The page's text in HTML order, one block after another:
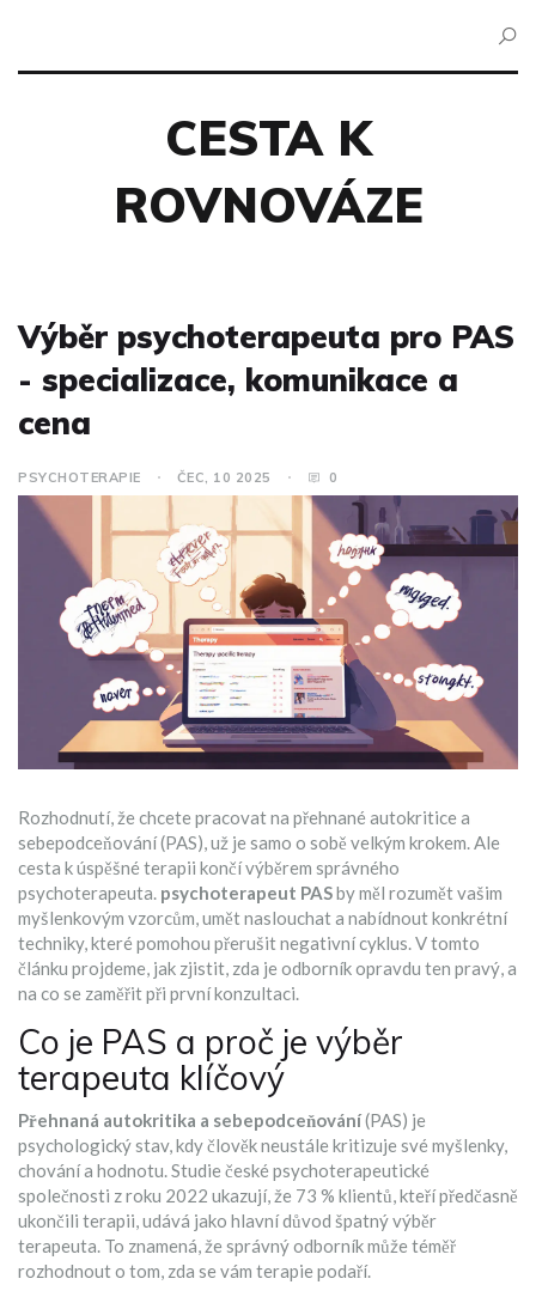
CESTA K
ROVNOVÁZE
Výběr psychoterapeuta pro PAS
- specializace, komunikace a
cena
PSYCHOTERAPIE ČEC, 10 2025 0
Rozhodnutí, že chcete pracovat na přehnané autokritice a
sebepodceňování (PAS), už je samo o sobě velkým krokem. Ale
cesta k úspěšné terapii končí výběrem správného
psychoterapeuta. psychoterapeut PASby měl rozumět vašim
myšlenkovým vzorcům, umět naslouchat a nabídnout konkrétní
techniky, které pomohou přerušit negativní cyklus. V tomto
článku projdeme, jak zjistit, zda je odborník opravdu ten pravý, a
na co se zaměřit při první konzultaci.
Co je PAS a proč je výběr
terapeuta klíčový
Přehnaná autokritika a sebepodceňování(PAS) je
psychologický stav, kdy člověk neustále kritizuje své myšlenky,
chování a hodnotu. Studie české psychoterapeutické
společnosti z roku 2022 ukazují, že 73 % klientů, kteří předčasně
ukončili terapii, udává jako hlavní důvod špatný výběr
terapeuta. To znamená, že správný odborník může téměř
rozhodnout o tom, zda se vám terapie podaří.